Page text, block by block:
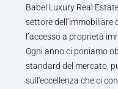
Babel Luxury Real
settore dell’immobiliare
l’accesso a proprietà
Ogni anno ci poniamo
standard del mercato,
sull'eccellenza che ci